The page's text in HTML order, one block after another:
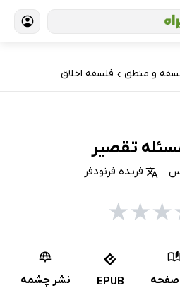
و منطق › فلسفه اخلاق
تقصیر
فریده فرنودفر
★
★
★
EPUB نشر چشمه